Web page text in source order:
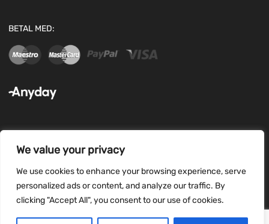
We value your privacy
We use cookies to enhance your browsing experience, serve
personalized ads or content, and analyze our traffic. By
clicking "Accept All", you consent to our use of cookies.
BETAL MED:
FØLG OS: